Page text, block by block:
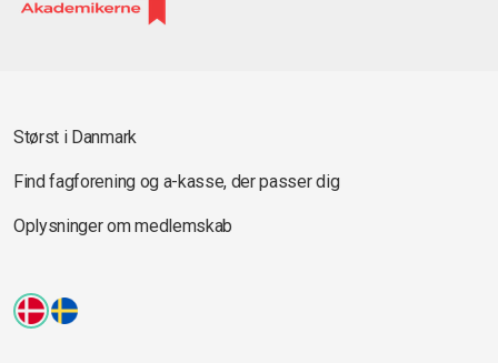
Størst i Danmark
Find fagforening og a-kasse, der passer dig
Oplysninger om medlemskab